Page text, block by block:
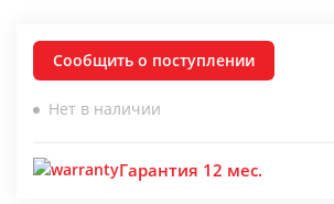
Сообщить о поступлении
Нет в наличии
Гарантия 12 мес.